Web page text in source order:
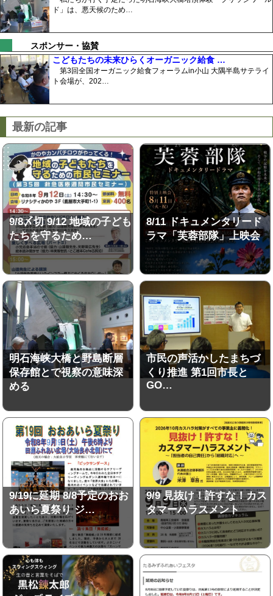
ド」は、悪天候のため…
スポンサー・協賛
こどもたちの未来ひらくオーガニック給食 …
第3回全国オーガニック給食フォーラムin小山 大隅半島サテライ
ト会場が、202…
最新の記事
9/8〆切 9/12 地域の子ども
たちを守るため…
8/11 ドキュメンタリード
ラマ「芙蓉部隊」上映会
明石海峡大橋と野島断層
保存館とで視察の意味深
める
市民の声活かしたまちづ
くり推進 第1回市長と
GO…
9/19に延期 8/8予定のおお
あいら夏祭り ジ…
9/9 見抜け！許すな！カス
タマーハラスメント